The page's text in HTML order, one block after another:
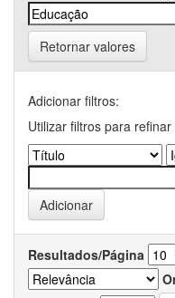
Retornar valores
Adicionar filtros:
Utilizar filtros para
Resultados/Página